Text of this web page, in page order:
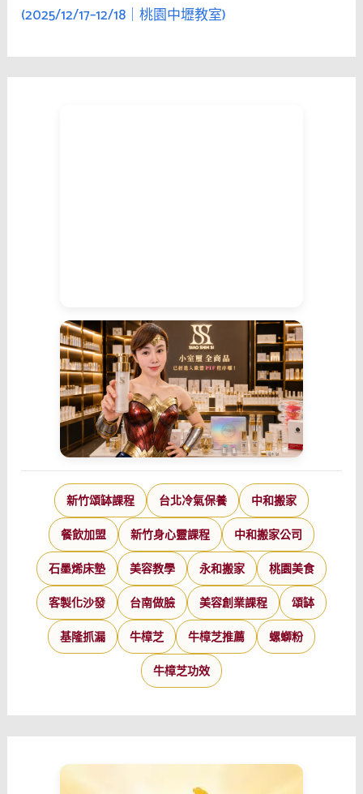
(2025/12/17–12/18｜桃園中壢教室)
新竹頌缽課程 台北冷氣保養 中和搬家
餐飲加盟 新竹身心靈課程 中和搬家公司
石墨烯床墊 美容教學 永和搬家 桃園美食
客製化沙發 台南做臉 美容創業課程 頌缽
基隆抓漏 牛樟芝 牛樟芝推薦 螺螄粉
牛樟芝功效